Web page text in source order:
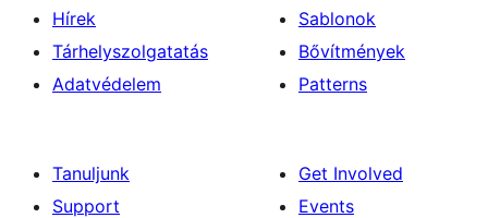
Hírek
Tárhelyszolgatatás
Adatvédelem
Sablonok
Bővítmények
Patterns
Tanuljunk
Support
Get Involved
Events